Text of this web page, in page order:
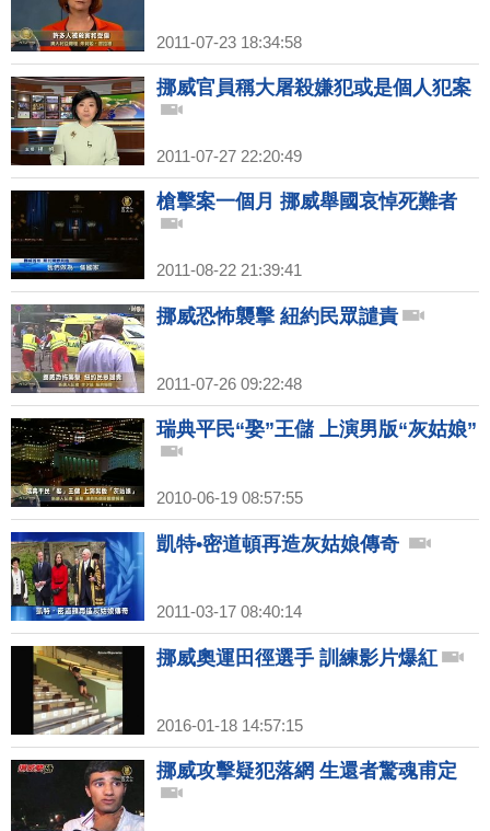
2011-07-23 18:34:58
挪威官員稱大屠殺嫌犯或是個人犯案
2011-07-27 22:20:49
槍擊案一個月 挪威舉國哀悼死難者
2011-08-22 21:39:41
挪威恐怖襲擊 紐約民眾譴責
2011-07-26 09:22:48
瑞典平民“娶”王儲 上演男版“灰姑娘”
2010-06-19 08:57:55
凱特•密道頓再造灰姑娘傳奇
2011-03-17 08:40:14
挪威奧運田徑選手 訓練影片爆紅
2016-01-18 14:57:15
挪威攻擊疑犯落網 生還者驚魂甫定